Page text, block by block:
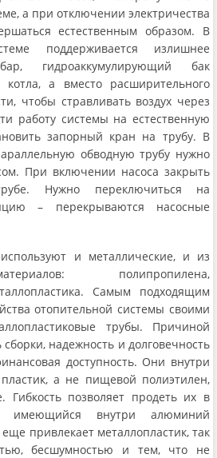
а при отключении электричества
естественным образом. В
поддерживается излишнее
гидроаккумулирующий бак
котла, а вместо расширительного
чтобы стравливать воздух через
работу системы на естественную
запорный кран на трубу. В
обводную трубу нужно
При включении насоса закрыть
Нужно переключиться на
– перекрываются насосные
и металлические, и из
полипропилена,
Самым подходящим
отопительной системы своими
трубы. Причиной
сборки, надежность и долговечность
доступность. Они внутри
а не пищевой полиэтилен,
Гибкость позволяет продеть их в
имеющийся внутри алюминий
привлекает металлопластик, так
бесшумностью и тем, что не